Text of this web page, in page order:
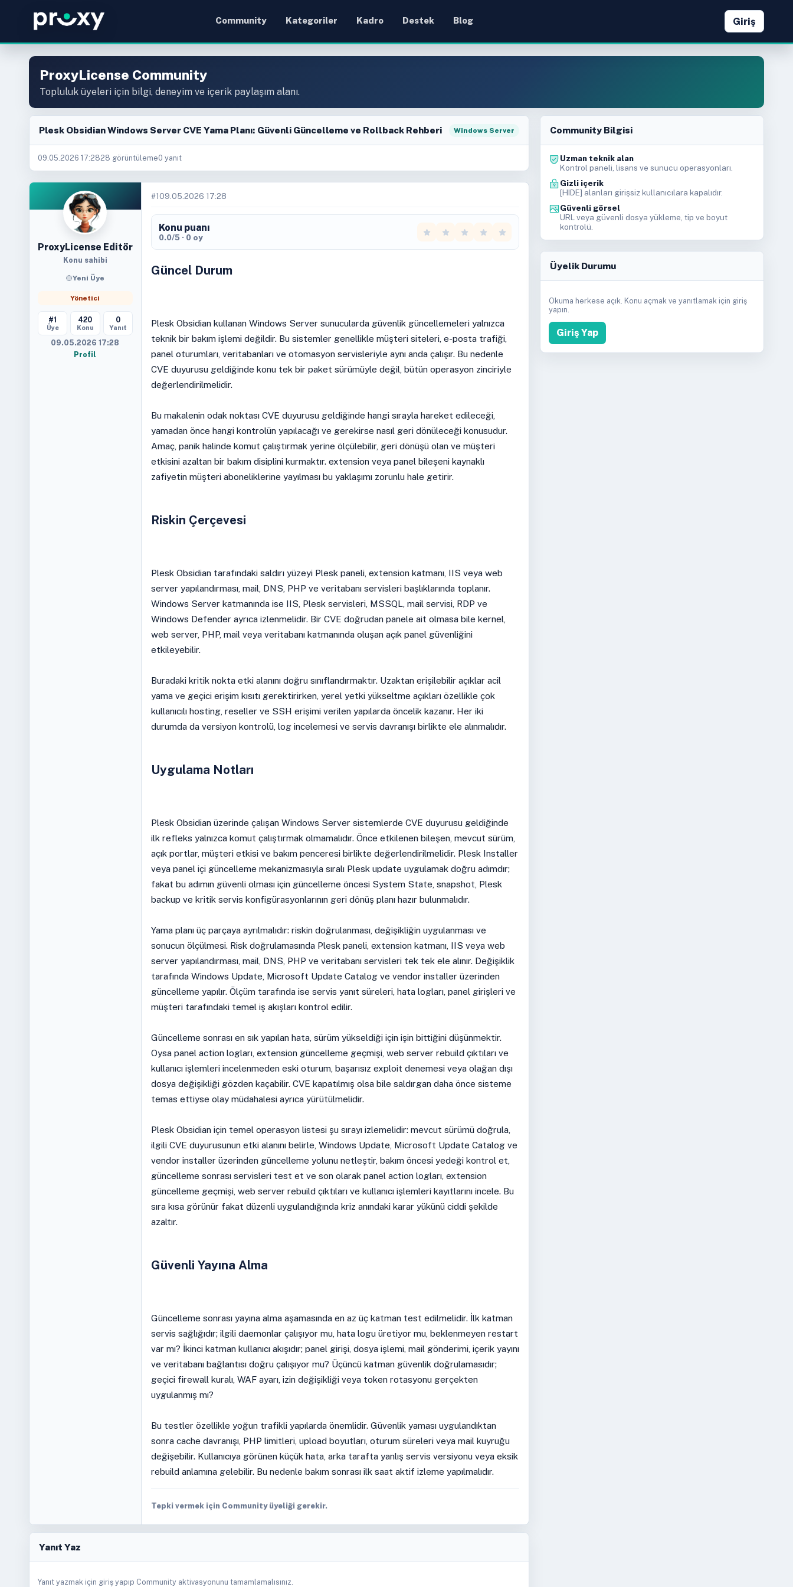
Community Kategoriler Kadro Destek Blog Giriş
ProxyLicense Community
Topluluk üyeleri için bilgi, deneyim ve içerik paylaşım alanı.
Plesk Obsidian Windows Server CVE Yama Planı: Güvenli Güncelleme ve Rollback Rehberi Windows Server
09.05.2026 17:2828 görüntüleme0 yanıt
ProxyLicense Editör
Konu sahibi
Yeni Üye
Yönetici
#1
Üye
420
Konu
0
Yanıt
09.05.2026 17:28
Profil
#1 09.05.2026 17:28
Konu puanı
0.0/5 · 0 oy
Güncel Durum
Plesk Obsidian kullanan Windows Server sunucularda güvenlik güncellemeleri yalnızca
teknik bir bakım işlemi değildir. Bu sistemler genellikle müşteri siteleri, e-posta trafiği,
panel oturumları, veritabanları ve otomasyon servisleriyle aynı anda çalışır. Bu nedenle
CVE duyurusu geldiğinde konu tek bir paket sürümüyle değil, bütün operasyon zinciriyle
değerlendirilmelidir.
Bu makalenin odak noktası CVE duyurusu geldiğinde hangi sırayla hareket edileceği,
yamadan önce hangi kontrolün yapılacağı ve gerekirse nasıl geri dönüleceği konusudur.
Amaç, panik halinde komut çalıştırmak yerine ölçülebilir, geri dönüşü olan ve müşteri
etkisini azaltan bir bakım disiplini kurmaktır. extension veya panel bileşeni kaynaklı
zafiyetin müşteri aboneliklerine yayılması bu yaklaşımı zorunlu hale getirir.
Riskin Çerçevesi
Plesk Obsidian tarafındaki saldırı yüzeyi Plesk paneli, extension katmanı, IIS veya web
server yapılandırması, mail, DNS, PHP ve veritabanı servisleri başlıklarında toplanır.
Windows Server katmanında ise IIS, Plesk servisleri, MSSQL, mail servisi, RDP ve
Windows Defender ayrıca izlenmelidir. Bir CVE doğrudan panele ait olmasa bile kernel,
web server, PHP, mail veya veritabanı katmanında oluşan açık panel güvenliğini
etkileyebilir.
Buradaki kritik nokta etki alanını doğru sınıflandırmaktır. Uzaktan erişilebilir açıklar acil
yama ve geçici erişim kısıtı gerektirirken, yerel yetki yükseltme açıkları özellikle çok
kullanıcılı hosting, reseller ve SSH erişimi verilen yapılarda öncelik kazanır. Her iki
durumda da versiyon kontrolü, log incelemesi ve servis davranışı birlikte ele alınmalıdır.
Uygulama Notları
Plesk Obsidian üzerinde çalışan Windows Server sistemlerde CVE duyurusu geldiğinde
ilk refleks yalnızca komut çalıştırmak olmamalıdır. Önce etkilenen bileşen, mevcut sürüm,
açık portlar, müşteri etkisi ve bakım penceresi birlikte değerlendirilmelidir. Plesk Installer
veya panel içi güncelleme mekanizmasıyla sıralı Plesk update uygulamak doğru adımdır;
fakat bu adımın güvenli olması için güncelleme öncesi System State, snapshot, Plesk
backup ve kritik servis konfigürasyonlarının geri dönüş planı hazır bulunmalıdır.
Yama planı üç parçaya ayrılmalıdır: riskin doğrulanması, değişikliğin uygulanması ve
sonucun ölçülmesi. Risk doğrulamasında Plesk paneli, extension katmanı, IIS veya web
server yapılandırması, mail, DNS, PHP ve veritabanı servisleri tek tek ele alınır. Değişiklik
tarafında Windows Update, Microsoft Update Catalog ve vendor installer üzerinden
güncelleme yapılır. Ölçüm tarafında ise servis yanıt süreleri, hata logları, panel girişleri ve
müşteri tarafındaki temel iş akışları kontrol edilir.
Güncelleme sonrası en sık yapılan hata, sürüm yükseldiği için işin bittiğini düşünmektir.
Oysa panel action logları, extension güncelleme geçmişi, web server rebuild çıktıları ve
kullanıcı işlemleri incelenmeden eski oturum, başarısız exploit denemesi veya olağan dışı
dosya değişikliği gözden kaçabilir. CVE kapatılmış olsa bile saldırgan daha önce sisteme
temas ettiyse olay müdahalesi ayrıca yürütülmelidir.
Plesk Obsidian için temel operasyon listesi şu sırayı izlemelidir: mevcut sürümü doğrula,
ilgili CVE duyurusunun etki alanını belirle, Windows Update, Microsoft Update Catalog ve
vendor installer üzerinden güncelleme yolunu netleştir, bakım öncesi yedeği kontrol et,
güncelleme sonrası servisleri test et ve son olarak panel action logları, extension
güncelleme geçmişi, web server rebuild çıktıları ve kullanıcı işlemleri kayıtlarını incele. Bu
sıra kısa görünür fakat düzenli uygulandığında kriz anındaki karar yükünü ciddi şekilde
azaltır.
Güvenli Yayına Alma
Güncelleme sonrası yayına alma aşamasında en az üç katman test edilmelidir. İlk katman
servis sağlığıdır; ilgili daemonlar çalışıyor mu, hata logu üretiyor mu, beklenmeyen restart
var mı? İkinci katman kullanıcı akışıdır; panel girişi, dosya işlemi, mail gönderimi, içerik yayını
ve veritabanı bağlantısı doğru çalışıyor mu? Üçüncü katman güvenlik doğrulamasıdır;
geçici firewall kuralı, WAF ayarı, izin değişikliği veya token rotasyonu gerçekten
uygulanmış mı?
Bu testler özellikle yoğun trafikli yapılarda önemlidir. Güvenlik yaması uygulandıktan
sonra cache davranışı, PHP limitleri, upload boyutları, oturum süreleri veya mail kuyruğu
değişebilir. Kullanıcıya görünen küçük hata, arka tarafta yanlış servis versiyonu veya eksik
rebuild anlamına gelebilir. Bu nedenle bakım sonrası ilk saat aktif izleme yapılmalıdır.
Tepki vermek için Community üyeliği gerekir.
Yanıt Yaz
Yanıt yazmak için giriş yapıp Community aktivasyonunu tamamlamalısınız.
Community Bilgisi
Uzman teknik alan
Kontrol paneli, lisans ve sunucu operasyonları.
Gizli içerik
[HIDE] alanları girişsiz kullanıcılara kapalıdır.
Güvenli görsel
URL veya güvenli dosya yükleme, tip ve boyut
kontrolü.
Üyelik Durumu
Okuma herkese açık. Konu açmak ve yanıtlamak için giriş
yapın.
Giriş Yap